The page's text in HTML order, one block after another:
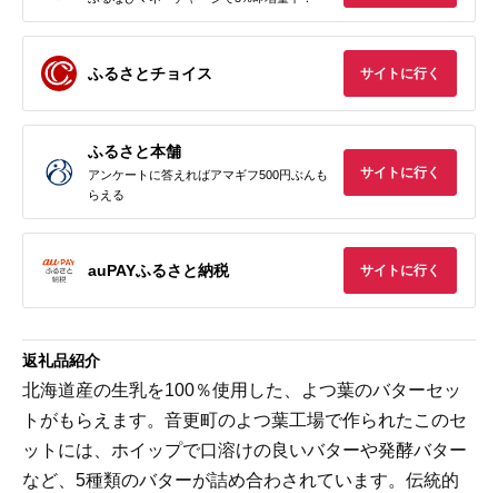
ふるさとチョイス サイトに行く
ふるさと本舗
アンケートに答えればアマギフ500円ぶんも
らえる
サイトに行く
auPAYふるさと納税 サイトに行く
返礼品紹介
北海道産の生乳を100％使用した、よつ葉のバターセッ
トがもらえます。音更町のよつ葉工場で作られたこのセ
ットには、ホイップで口溶けの良いバターや発酵バター
など、5種類のバターが詰め合わされています。伝統的